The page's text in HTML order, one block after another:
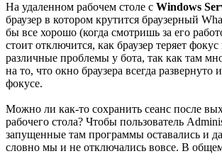
На удаленном рабочем столе с Windows
браузер в котором крутится браузерный
бы все хорошо (когда смотришь за его
стоит отключится, как браузер теряет
различные проблемы у бота, так как там
на то, что окно браузера всегда развернуто
фокусе.
Можно ли как-то сохранить сеанс после
рабочего стола? Чтобы пользователь
запущенные там программы оставались и
словно мы и не отключались вовсе. В